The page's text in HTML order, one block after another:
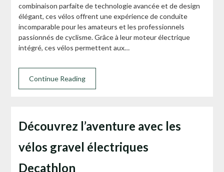
combinaison parfaite de technologie avancée et de design
élégant, ces vélos offrent une expérience de conduite
incomparable pour les amateurs et les professionnels
passionnés de cyclisme. Grâce à leur moteur électrique
intégré, ces vélos permettent aux…
Continue Reading
Découvrez l’aventure avec les
vélos gravel électriques
Decathlon